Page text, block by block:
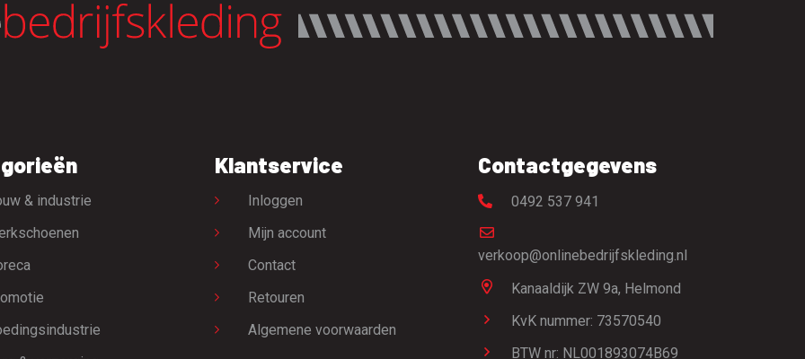
& industrie
Klantservice
Inloggen
Mijn account
Contact
Retouren
Algemene voorwaarden
Contactgegevens
0492 537 941
verkoop@onlinebedrijfskleding.nl
Kanaaldijk ZW 9a, Helmond
KvK nummer: 73570540
BTW nr: NL001893074B69